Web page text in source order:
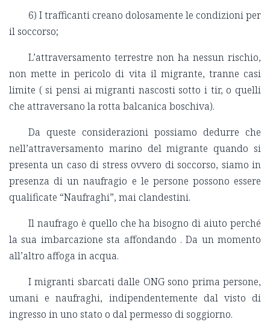
6) I trafficanti creano dolosamente le condizioni per
il soccorso;
L’attraversamento terrestre non ha nessun rischio,
non mette in pericolo di vita il migrante, tranne casi
limite ( si pensi ai migranti nascosti sotto i tir, o quelli
che attraversano la rotta balcanica boschiva).
Da queste considerazioni possiamo dedurre che
nell’attraversamento marino del migrante quando si
presenta un caso di stress ovvero di soccorso, siamo in
presenza di un naufragio e le persone possono essere
qualificate “Naufraghi”, mai clandestini.
Il naufrago è quello che ha bisogno di aiuto perché
la sua imbarcazione sta affondando . Da un momento
all’altro affoga in acqua.
I migranti sbarcati dalle ONG sono prima persone,
umani e naufraghi, indipendentemente dal visto di
ingresso in uno stato o dal permesso di soggiorno.